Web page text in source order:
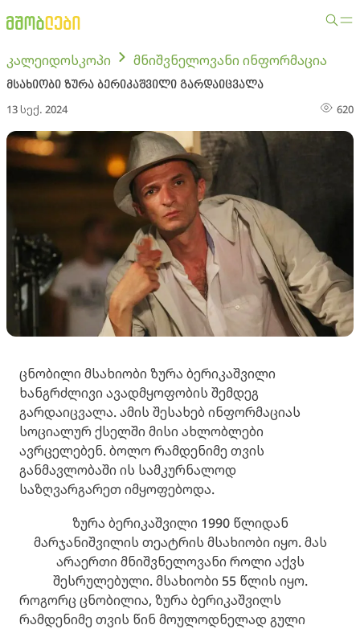
კალეიდოსკოპი მნიშვნელოვანი ინფორმაცია
მსახიობი ზურა ბერიკაშვილი გარდაიცვალა
13 სექ. 2024 620
ცნობილი მსახიობი ზურა ბერიკაშვილი
ხანგრძლივი ავადმყოფობის შემდეგ
გარდაიცვალა. ამის შესახებ ინფორმაციას
სოციალურ ქსელში მისი ახლობლები
ავრცელებენ. ბოლო რამდენიმე თვის
განმავლობაში ის სამკურნალოდ
საზღვარგარეთ იმყოფებოდა.
ზურა ბერიკაშვილი 1990 წლიდან
მარჯანიშვილის თეატრის მსახიობი იყო. მას
არაერთი მნიშვნელოვანი როლი აქვს
შესრულებული. მსახიობი 55 წლის იყო.
როგორც ცნობილია, ზურა ბერიკაშვილს
რამდენიმე თვის წინ მოულოდნელად გული